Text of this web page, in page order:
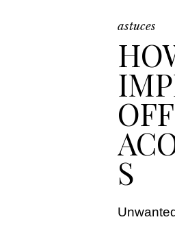
astuces
S